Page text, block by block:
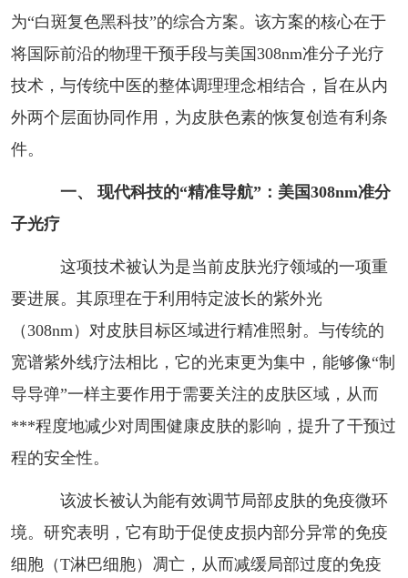
为“白斑复色黑科技”的综合方案。该方案的核心在于
将国际前沿的物理干预手段与美国308nm准分子光疗
技术，与传统中医的整体调理理念相结合，旨在从内
外两个层面协同作用，为皮肤色素的恢复创造有利条
件。
一、 现代科技的“精准导航”：美国308nm准分
子光疗
这项技术被认为是当前皮肤光疗领域的一项重
要进展。其原理在于利用特定波长的紫外光
（308nm）对皮肤目标区域进行精准照射。与传统的
宽谱紫外线疗法相比，它的光束更为集中，能够像“制
导导弹”一样主要作用于需要关注的皮肤区域，从而
***程度地减少对周围健康皮肤的影响，提升了干预过
程的安全性。
该波长被认为能有效调节局部皮肤的免疫微环
境。研究表明，它有助于促使皮损内部分异常的免疫
细胞（T淋巴细胞）凋亡，从而减缓局部过度的免疫